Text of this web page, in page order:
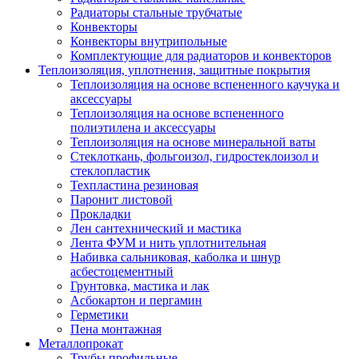
Радиаторы стальные трубчатые
Конвекторы
Конвекторы внутрипольные
Комплектующие для радиаторов и конвекторов
Теплоизоляция, уплотнения, защитные покрытия
Теплоизоляция на основе вспененного каучука и
аксессуары
Теплоизоляция на основе вспененного
полиэтилена и аксессуары
Теплоизоляция на основе минеральной ваты
Стеклоткань, фольгоизол, гидростеклоизол и
стеклопластик
Техпластина резиновая
Паронит листовой
Прокладки
Лен сантехнический и мастика
Лента ФУМ и нить уплотнительная
Набивка сальниковая, каболка и шнур
асбестоцементный
Грунтовка, мастика и лак
Асбокартон и пергамин
Герметики
Пена монтажная
Металлопрокат